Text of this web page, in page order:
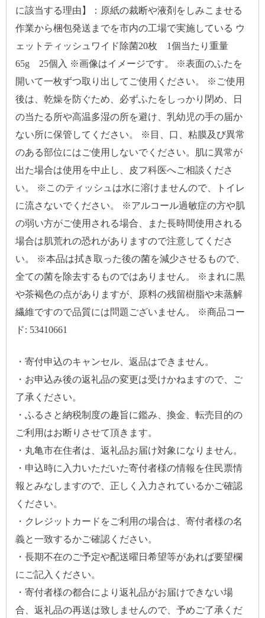
に該当する理由】：原紙の裁断や液剤をしみこませる
作業から梱包発送までを市内の工場で実施している ウ
ェットティッシュワイド除菌20枚 1個当たり重量
65g 25個入 ※画像はイメージです。 ※表面のふたを
開いて一枚ずつ取り出してご使用ください。 ※ご使用
後は、乾燥を防ぐため、必ずふたをしっかり閉め、日
の当たる所や高温多湿の所を避け、乳幼児の手の届か
ない所に保管してください。 ※目、口、粘膜及び異常
のある部位にはご使用しないでください。肌に異常が
出た場合は使用を中止し、皮フ科医へご相談くださ
い。 ※このティッシュは水に溶けませんので、トイレ
に流さないでください。 ※アルコール過敏症の方や肌
の弱い方がご使用される場合、また長時間使用される
場合は肌荒れの恐れがありますので注意してくださ
い。 ※本品は拭き取った後の菌を減少させるもので、
全ての菌を除去するものではありません。 ※まれに黒
や茶褐色の点がありますが、原料の残留樹脂や未蒸解
繊維ですので品質には問題ございません。 ※商品コー
ド: 53410661
・寄付申込のキャンセル、返品はできません。
・お申込み後の返礼品の変更は受けかねますので、ご
了承ください。
・ふるさと納税制度の趣旨に鑑み、換金、転売目的の
ご利用はお断りさせて頂きます。
・丸亀市在住者は、返礼品お届け対象になりません。
・申込時に入力いただいた寄付者様の情報を住民票情
報とみなしますので、正しく入力されているかご確認
ください。
・クレジットカードをご利用の場合は、寄付者様の名
義と一致するかご確認ください。
・長期不在のご予定や配送曜日希望等があれば要望欄
にご記入ください。
・寄付者様の都合により返礼品がお届けできない場
合、返礼品の再送は致しませんので、予めご了承くだ